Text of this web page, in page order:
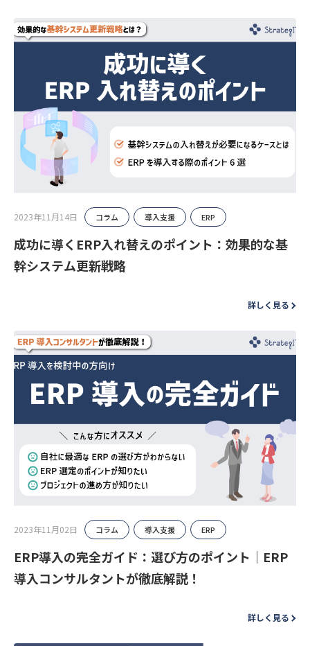
2023年11月14日 コラム 導入支援 ERP
成功に導くERP入れ替えのポイント：効果的な基
幹システム更新戦略
詳しく見る
2023年11月02日 コラム 導入支援 ERP
ERP導入の完全ガイド：選び方のポイント｜ERP
導入コンサルタントが徹底解説！
詳しく見る